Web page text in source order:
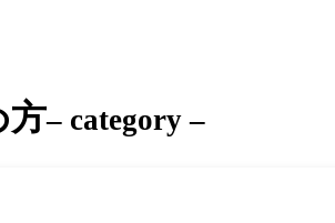
方– category –